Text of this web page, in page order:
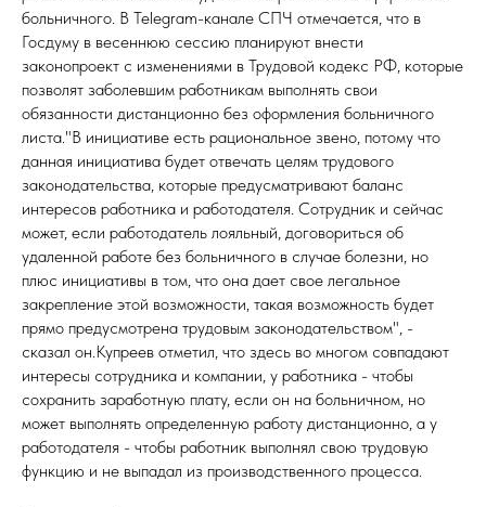
больничного. В Telegram-канале СПЧ отмечается, что в
Госдуму в весеннюю сессию планируют внести
законопроект с изменениями в Трудовой кодекс РФ, которые
позволят заболевшим работникам выполнять свои
обязанности дистанционно без оформления больничного
листа."В инициативе есть рациональное звено, потому что
данная инициатива будет отвечать целям трудового
законодательства, которые предусматривают баланс
интересов работника и работодателя. Сотрудник и сейчас
может, если работодатель лояльный, договориться об
удаленной работе без больничного в случае болезни, но
плюс инициативы в том, что она дает свое легальное
закрепление этой возможности, такая возможность будет
прямо предусмотрена трудовым законодательством", -
сказал он.Купреев отметил, что здесь во многом совпадают
интересы сотрудника и компании, у работника - чтобы
сохранить заработную плату, если он на больничном, но
может выполнять определенную работу дистанционно, а у
работодателя - чтобы работник выполнял свою трудовую
функцию и не выпадал из производственного процесса.